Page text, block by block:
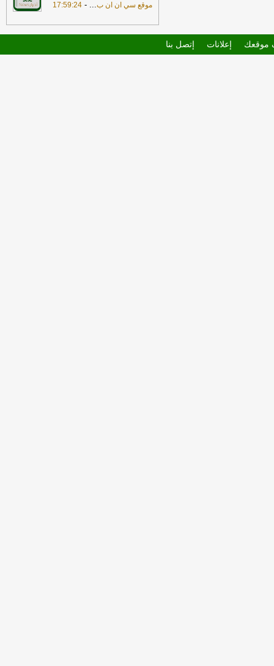
موقع سي ان ان ب...
-
17:59:24
موقعك إعلانات إتصل بنا